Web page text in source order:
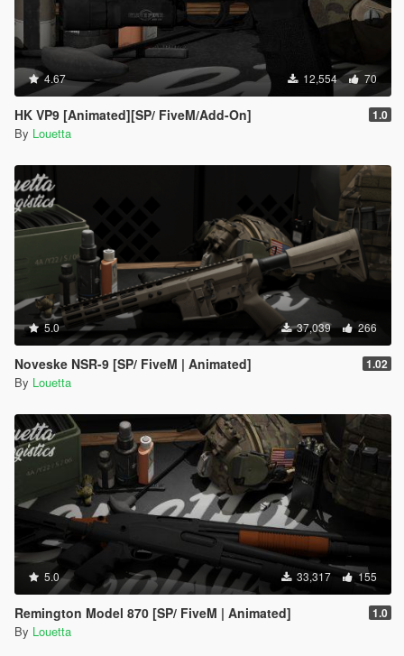
4.67 12,554 70
HK VP9 [Animated][SP/ FiveM/Add-On] 1.0
By Louetta
5.0 37,039 266
Noveske NSR-9 [SP/ FiveM | Animated] 1.02
By Louetta
5.0 33,317 155
Remington Model 870 [SP/ FiveM | Animated] 1.0
By Louetta